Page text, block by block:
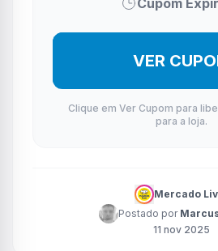
Cupom
VER
Clique em Ver Cupom para
para a loja.
Mercado
Postado por
11 nov 2025